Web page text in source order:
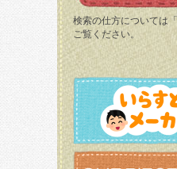
検索の仕方については「
ご覧ください。